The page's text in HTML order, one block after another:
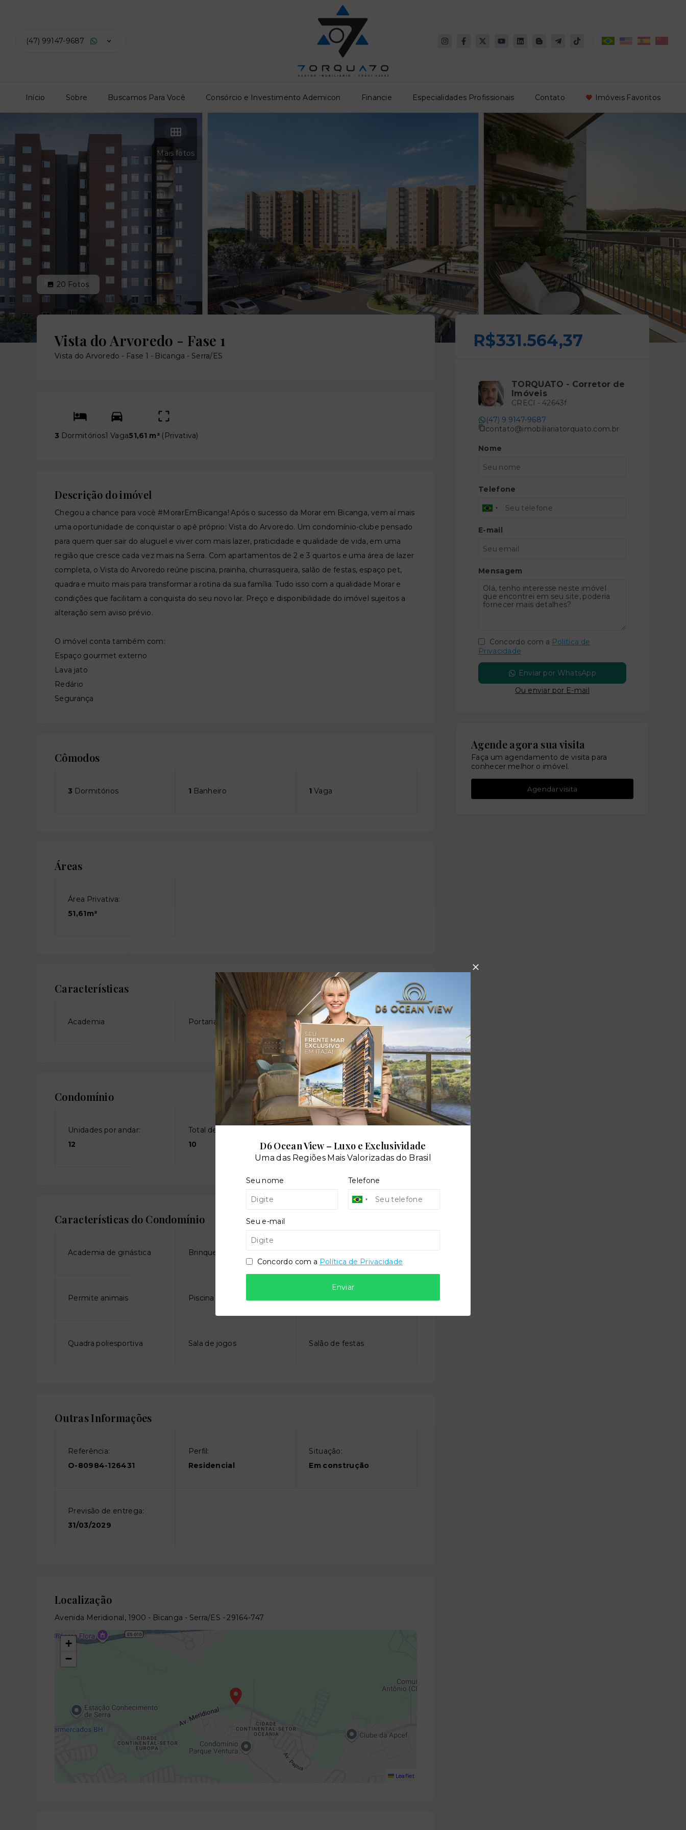
(47) 99147-9687
Início Sobre Buscamos Para Você Consórcio e Investimento Ademicon Financie Especialidades Profissionais Contato Imóveis Favoritos
Mais fotos
20 Fotos
Vista do Arvoredo - Fase 1
Vista do Arvoredo - Fase 1 - Bicanga - Serra/ES
3 Dormitórios1 Vaga51,61 m² ( Privativa)
Descrição do imóvel
Chegou a chance para você #MorarEmBicanga! Após o sucesso da Morar em Bicanga, vem aí mais
uma oportunidade de conquistar o apê próprio: Vista do Arvoredo. Um condomínio-clube pensado
para quem quer sair do aluguel e viver com mais lazer, praticidade e qualidade de vida, em uma
região que cresce cada vez mais na Serra. Com apartamentos de 2 e 3 quartos e uma área de lazer
completa, o Vista do Arvoredo reúne piscina, prainha, churrasqueira, salão de festas, espaço pet,
quadra e muito mais para transformar a rotina da sua família. Tudo isso com a qualidade Morar e
condições que facilitam a conquista do seu novo lar. Preço e disponibilidade do imóvel sujeitos a
alteração sem aviso prévio.
O imóvel conta também com:
Espaço gourmet externo
Lava jato
Redário
Segurança
Cômodos
3 Dormitórios 1 Banheiro 1 Vaga
Áreas
Área Privativa:
51,61m²
Características
Academia Portaria
Condomínio
Unidades por andar:
12
Total de andares:
10
Características do Condomínio
Academia de ginástica Brinquedoteca Elevador social
Permite animais Piscina adulto
Quadra poliesportiva Sala de jogos Salão de festas
Outras Informações
Referência:
O-80984-126431
Perfil:
Residencial
Situação:
Em construção
Previsão de entrega:
31/03/2029
Localização
Avenida Meridional, 1900 - Bicanga - Serra/ES - 29164-747
+
−
Leaflet
R$331.564,37
TORQUATO - Corretor de
Imóveis
CRECI - 42643f
(47) 9 9147-9687
contato@imobiliariatorquato.com.br
Nome
Telefone
E-mail
Mensagem
Concordo com a Política de
Privacidade
Enviar por WhatsApp
Ou enviar por E-mail
Agende agora sua visita
Faça um agendamento de visita para
conhecer melhor o imóvel.
Agendar visita
D6 Ocean View – Luxo e Exclusividade
Uma das Regiões Mais Valorizadas do Brasil
Seu nome Telefone
Seu e-mail
Concordo com a Política de Privacidade
Enviar